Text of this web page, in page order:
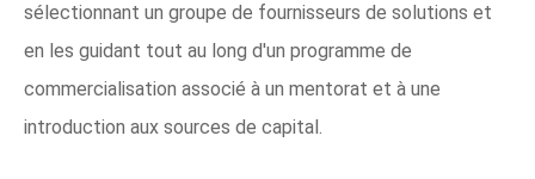
sélectionnant un groupe de fournisseurs de solutions et
en les guidant tout au long d'un programme de
commercialisation associé à un mentorat et à une
introduction aux sources de capital.